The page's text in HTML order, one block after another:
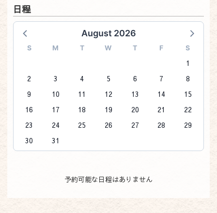
日程
August 2026
S M T W T F S
1
2
3 4 5 6 7
8
9
10 11 12 13 14
15
16
17 18 19 20 21
22
23
24 25 26 27 28
29
30
31
予約可能な日程はありません